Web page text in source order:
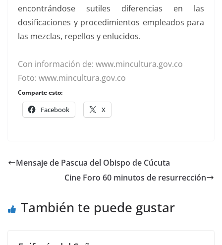
encontrándose sutiles diferencias en las
dosificaciones y procedimientos empleados para
las mezclas, repellos y enlucidos.
Con información de: www.mincultura.gov.co
Foto: www.mincultura.gov.co
Comparte esto:
Facebook X
Mensaje de Pascua del Obispo de Cúcuta
Cine Foro 60 minutos de resurrección
También te puede gustar